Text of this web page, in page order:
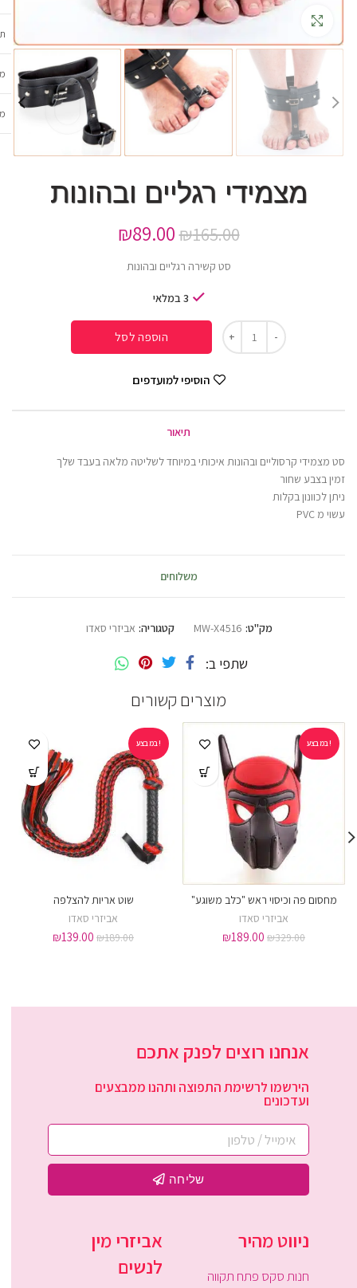
מצמידי רגליים ובהונות
₪165.00
₪89.00
סט קשירה רגליים ובהונות
3 במלאי
הוספה לסל
הוסיפי למועדפים
תיאור
סט מצמידי קרסוליים ובהונות איכותי במיוחד לשליטה מלאה בעבד שלך
זמין בצבע שחור
ניתן לכוונון בקלות
עשוי מ PVC
משלוחים
מק"ט: MW-X4516 קטגוריה: אביזרי סאדו
שתפי ב
מוצרים קשורים
במבצע!
מחסום פה וכיסוי ראש "כלב משוגע"
אביזרי סאדו
₪329.00
₪189.00
במבצע!
שוט אריות להצלפה
אביזרי סאדו
₪189.00
₪139.00
אנחנו רוצים לפנק אתכם
הירשמו לרשימת התפוצה ותהנו ממבצעים
ועדכונים
שליחה
ניווט מהיר
חנות סקס פתח תקווה
אביזרי מין
לנשים